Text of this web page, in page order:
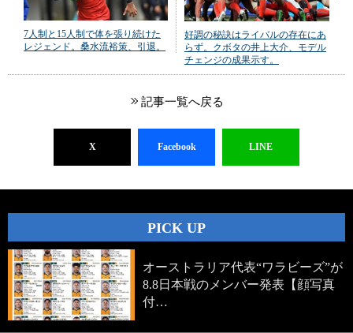
7人制と15人制で体を張り続けた
レジェンド。桑水流裕策、引退。
好調の秘訣はライバルの存在にあ
らず。クボタの井上大介、モデル
チェンジの成果示す。
記事一覧へ戻る
X Facebook LINE
PICK UP
オーストラリア代表“ワラビーズ”が
8.8日本戦のメンバー発表【顔写真
付…